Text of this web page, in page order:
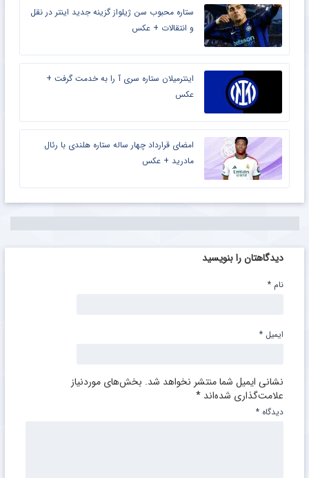
ستاره محبوب سن ژیلواز گزینه جدید اینتر در نقل
و انتقالات + عکس
اینترمیلان ستاره سری آ را به خدمت گرفت +
عکس
امضای قرارداد چهار ساله ستاره هلندی با رئال
مادرید + عکس
دیدگاهتان را بنویسید
نشانی ایمیل شما منتشر نخواهد شد. بخش‌های موردنیاز
علامت‌گذاری شده‌اند *
دیدگاه *
نام *
ایمیل *